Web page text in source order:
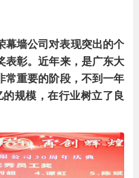
幕墙公司对表现突出的个
表彰。近年来，是广东大
常重要的阶段，不到一年
规模，在行业树立了良